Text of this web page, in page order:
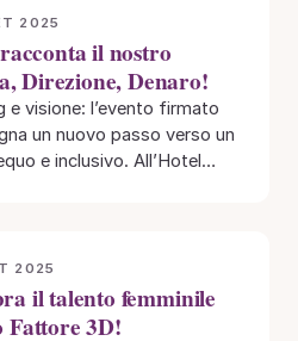
2025
il nostro
Direzione, Denaro!
e visione: l’evento firmato
un nuovo passo verso un
e inclusivo. All’Hotel
2025
il talento femminile
Fattore 3D!